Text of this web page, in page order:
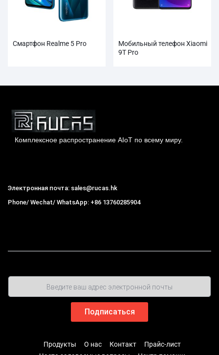
Смартфон Realme 5 Pro
Мобильный телефон Xiaomi
9T Pro
Комплексное распространение AIoT по всему миру.
Электронная почта: sales@rucas.hk
Phone/ Wechat/ WhatsApp: +86 13760285904
Продукты О нас Контакт
Прайс-лист